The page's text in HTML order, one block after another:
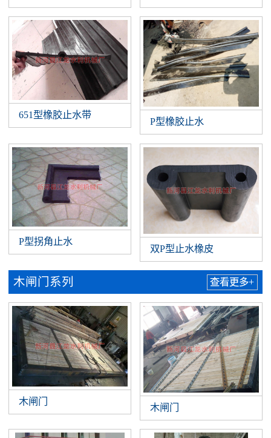
651型橡胶止水带
P型橡胶止水
P型拐角止水
双P型止水橡皮
木闸门系列 查看更多+
木闸门
木闸门